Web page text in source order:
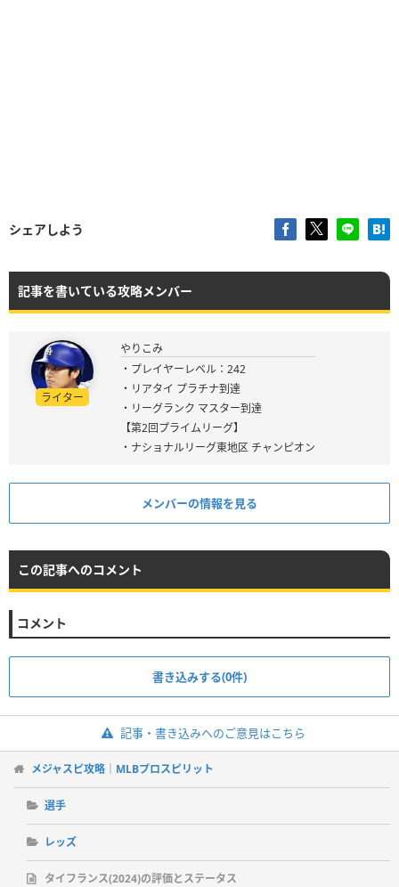
シェアしよう
記事を書いている攻略メンバー
ライター
やりこみ
・プレイヤーレベル：242
・リアタイ プラチナ到達
・リーグランク マスター到達
【第2回プライムリーグ】
・ナショナルリーグ東地区 チャンピオン
メンバーの情報を見る
この記事へのコメント
コメント
書き込みする(0件)
記事・書き込みへのご意見はこちら
メジャスピ攻略｜MLBプロスピリット
選手
レッズ
タイフランス(2024)の評価とステータス